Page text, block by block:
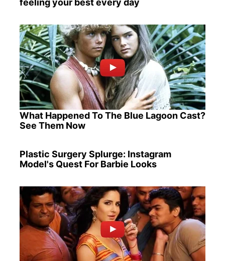
feeling your best every day
What Happened To The Blue Lagoon Cast?
See Them Now
Plastic Surgery Splurge: Instagram
Model's Quest For Barbie Looks